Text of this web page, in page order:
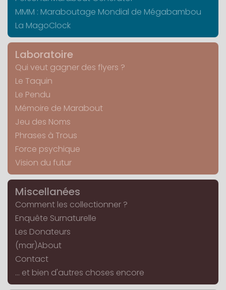
MMM : Maraboutage Mondial de Mégabambou
La MagoClock
Laboratoire
Qui veut gagner des flyers ?
Le Taquin
Le Pendu
Mémoire de Marabout
Jeu des Noms
Phrases à Trous
Force psychique
Vision du futur
Miscellanées
Comment les collectionner ?
Enquête Surnaturelle
Les Donateurs
(mar)About
Contact
... et bien d'autres choses encore